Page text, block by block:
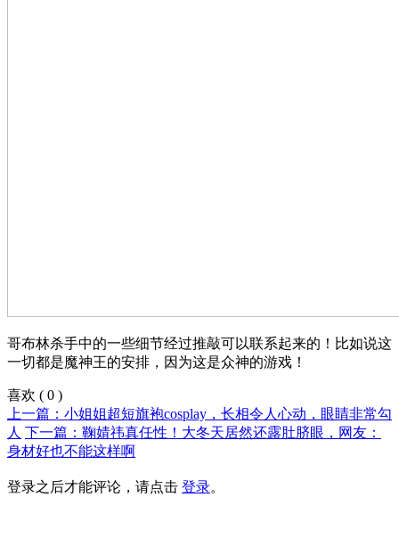
哥布林杀手中的一些细节经过推敲可以联系起来的！比如说这
一切都是魔神王的安排，因为这是众神的游戏！
喜欢 ( 0 )
上一篇：小姐姐超短旗袍cosplay，长相令人心动，眼睛非常勾
人 下一篇：鞠婧祎真任性！大冬天居然还露肚脐眼，网友：
身材好也不能这样啊
登录之后才能评论，请点击 登录。